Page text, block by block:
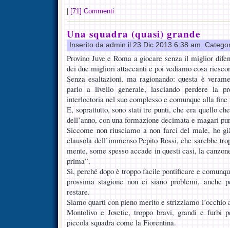
[71] Commenti
Una squadra (quasi) grande
Inserito da admin il 23 Dic 2013 6:38 am.
Provino Juve e Roma a giocare senza il miglior
dei due migliori attaccanti e poi vediamo cosa
Senza esaltazioni, ma ragionando: questa è
parlo a livello generale, lasciando perdere la
interloctoria nel suo complesso e comunque alla
E, soprattutto, sono stati tre punti, che era quello
dell’anno, con una formazione decimata e magari
Siccome non riusciamo a non farci del male, ho
clausola dell’immenso Pepito Rossi, che sarebbe
mente, some spesso accade in questi casi, la
prima”.
Sì, perché dopo è troppo facile pontificare e
prossima stagione non ci siano problemi, anche
restare.
Siamo quarti con pieno merito e strizziamo l’occhio
Montolivo e Jovetic, troppo bravi, grandi e furbi
piccola squadra come la Fiorentina.